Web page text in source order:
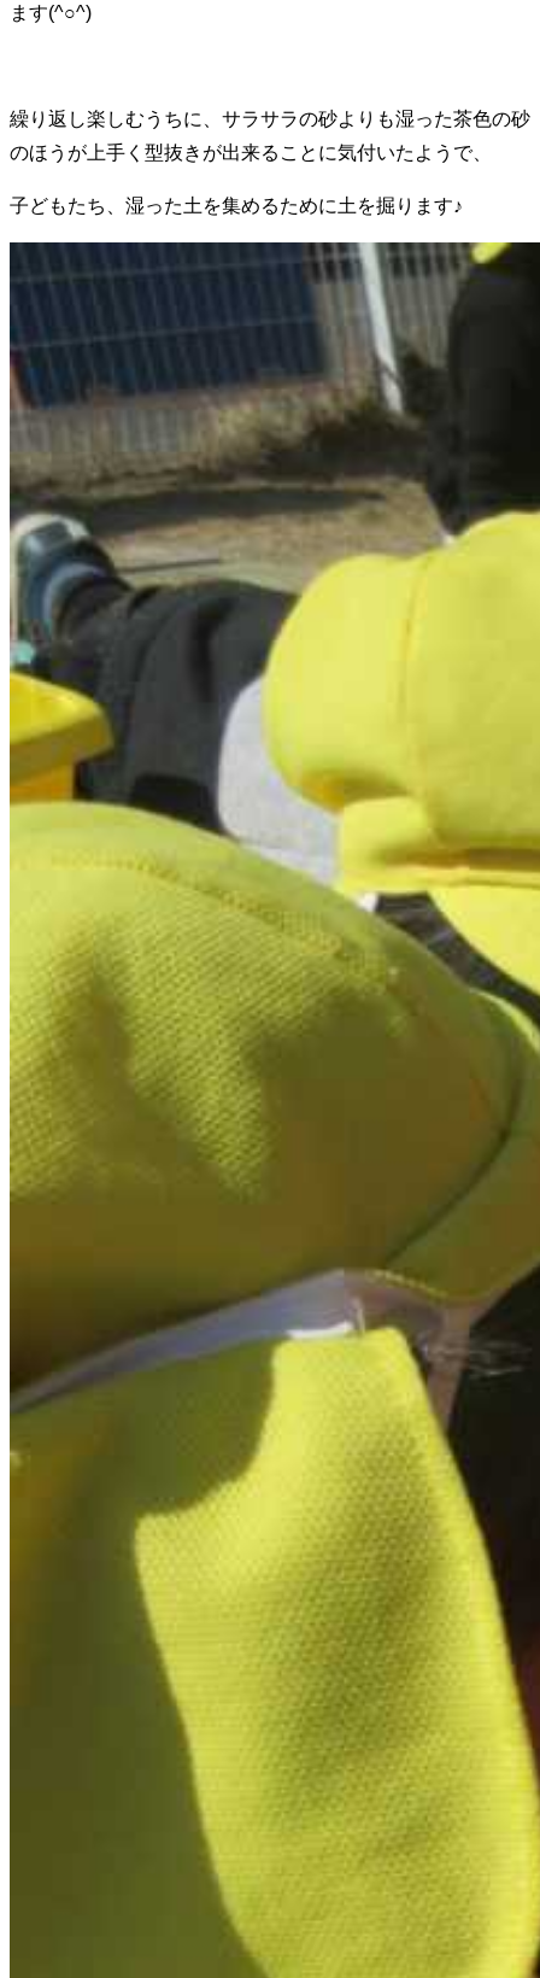
ます(^○^)
繰り返し楽しむうちに、サラサラの砂よりも湿った茶色の砂
のほうが上手く型抜きが出来ることに気付いたようで、
子どもたち、湿った土を集めるために土を掘ります♪